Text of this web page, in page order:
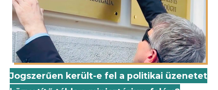
Jogszerűen került-e fel a politikai üzenetet